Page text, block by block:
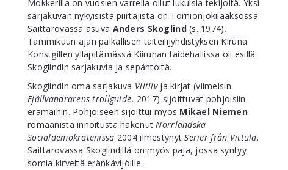
Mokkerilla on vuosien varrella ollut lukuisia tekijöitä. Yksi
sarjakuvan nykyisistä piirtäjistä on Tornionjokilaaksossa
Saittarovassa asuva Anders Skoglind(s. 1974).
Tammikuun ajan paikallisen taiteilijyhdistyksen Kiruna
Konstgillen ylläpitämässä Kiirunan taidehallissa oli esillä
Skoglindin sarjakuvia ja sepäntöitä.
Skoglindin oma sarjakuva Viltlivja kirjat (viimeisin
Fjällvandrarens trollguide, 2017) sijoittuvat pohjoisiin
erämaihin. Pohjoiseen sijoittui myös Mikael Niemen
romaanista innoitusta hakenutNorrländska
Socialdemokratenissa 2004 ilmestynytSerier från Vittula.
Saittarovassa Skoglindillä on myös paja, jossa syntyy
somia kirveitä eränkävijöille.